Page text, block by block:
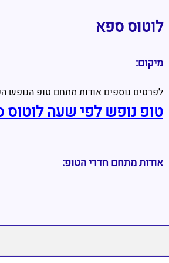
לוטוס ספא
מיקום:
לפרטים נוספים אודות מתחם טופ הנופש
טופ נופש לפי שעה
אודות מתחם חדרי הטופ: